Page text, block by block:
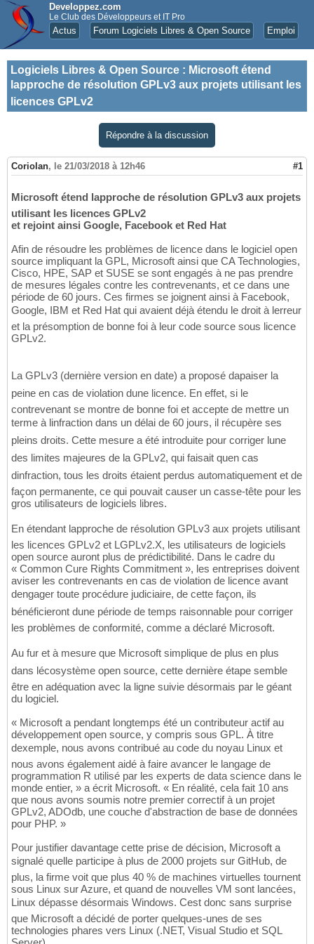
Developpez.com
Le Club des Développeurs et IT Pro
Actus Forum Logiciels Libres & Open Source Emploi
Logiciels Libres & Open Source : Microsoft étend
lapproche de résolution GPLv3 aux projets utilisant les
licences GPLv2
Répondre à la discussion
Coriolan, le 21/03/2018 à 12h46 #1
Microsoft étend lapproche de résolution GPLv3 aux projets
utilisant les licences GPLv2
et rejoint ainsi Google, Facebook et Red Hat
Afin de résoudre les problèmes de licence dans le logiciel open
source impliquant la GPL, Microsoft ainsi que CA Technologies,
Cisco, HPE, SAP et SUSE se sont engagés à ne pas prendre
de mesures légales contre les contrevenants, et ce dans une
période de 60 jours. Ces firmes se joignent ainsi à Facebook,
Google, IBM et Red Hat qui avaient déjà étendu le droit à lerreur
et la présomption de bonne foi à leur code source sous licence
GPLv2.
La GPLv3 (dernière version en date) a proposé dapaiser la
peine en cas de violation dune licence. En effet, si le
contrevenant se montre de bonne foi et accepte de mettre un
terme à linfraction dans un délai de 60 jours, il récupère ses
pleins droits. Cette mesure a été introduite pour corriger lune
des limites majeures de la GPLv2, qui faisait quen cas
dinfraction, tous les droits étaient perdus automatiquement et de
façon permanente, ce qui pouvait causer un casse-tête pour les
gros utilisateurs de logiciels libres.
En étendant lapproche de résolution GPLv3 aux projets utilisant
les licences GPLv2 et LGPLv2.X, les utilisateurs de logiciels
open source auront plus de prédictibilité. Dans le cadre du
« Common Cure Rights Commitment », les entreprises doivent
aviser les contrevenants en cas de violation de licence avant
dengager toute procédure judiciaire, de cette façon, ils
bénéficieront dune période de temps raisonnable pour corriger
les problèmes de conformité, comme a déclaré Microsoft.
Au fur et à mesure que Microsoft simplique de plus en plus
dans lécosystème open source, cette dernière étape semble
être en adéquation avec la ligne suivie désormais par le géant
du logiciel.
« Microsoft a pendant longtemps été un contributeur actif au
développement open source, y compris sous GPL. À titre
dexemple, nous avons contribué au code du noyau Linux et
nous avons également aidé à faire avancer le langage de
programmation R utilisé par les experts de data science dans le
monde entier, » a écrit Microsoft. « En réalité, cela fait 10 ans
que nous avons soumis notre premier correctif à un projet
GPLv2, ADOdb, une couche d'abstraction de base de données
pour PHP. »
Pour justifier davantage cette prise de décision, Microsoft a
signalé quelle participe à plus de 2000 projets sur GitHub, de
plus, la firme voit que plus 40 % de machines virtuelles tournent
sous Linux sur Azure, et quand de nouvelles VM sont lancées,
Linux dépasse désormais Windows. Cest donc sans surprise
que Microsoft a décidé de porter quelques-unes de ses
technologies phares vers Linux (.NET, Visual Studio et SQL